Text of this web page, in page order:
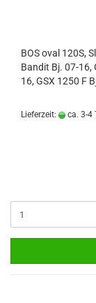
BOS oval 120S,
Bandit Bj. 07-16,
16, GSX 1250 F
Lieferzeit: ca. 3-4